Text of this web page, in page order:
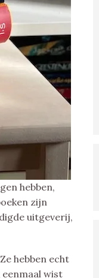
hebben,
zijn
uitgeverij,
hebben echt
wist